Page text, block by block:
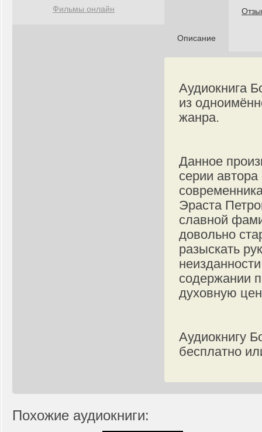
Описание
Аудиокнига
из
жанра.
Данное
серии
Эраста
славной
довольно
разыскать
содержании
духовную
Аудиокнигу
бесплатно
Фильмы онлайн
Похожие аудиокниги: